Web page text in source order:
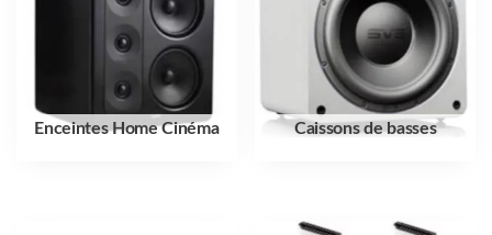
Enceintes Home Cinéma Caissons de basses